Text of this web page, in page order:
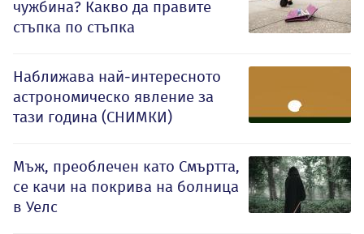
чужбина? Какво да правите
стъпка по стъпка
Наближава най-интересното
астрономическо явление за
тази година (СНИМКИ)
Мъж, преоблечен като Смъртта,
се качи на покрива на болница
в Уелс